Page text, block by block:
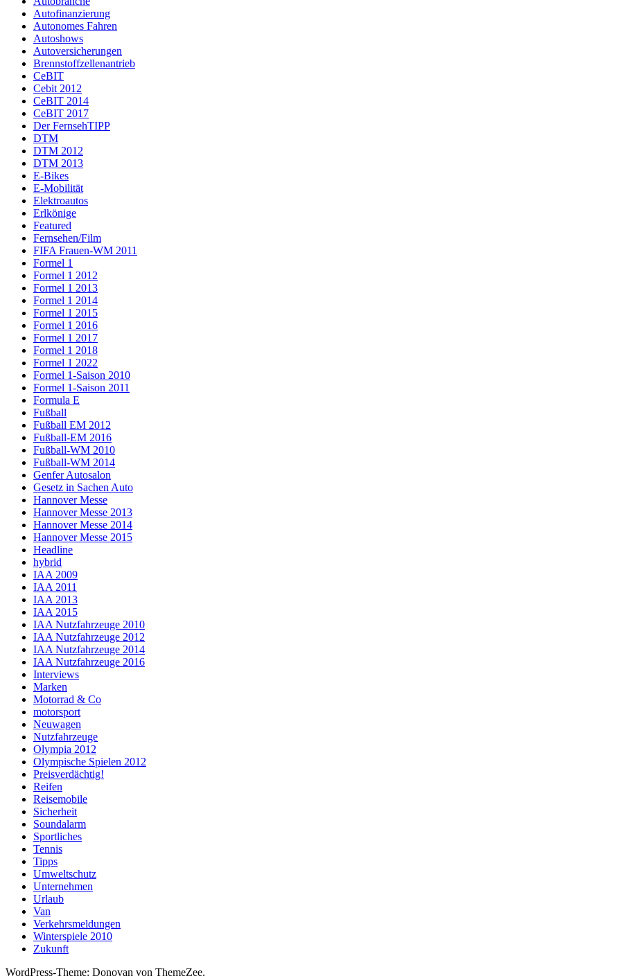
Autofinanzierung
Autonomes Fahren
Autoshows
Autoversicherungen
Brennstoffzellenantrieb
CeBIT
Cebit 2012
CeBIT 2014
CeBIT 2017
Der FernsehTIPP
DTM
DTM 2012
DTM 2013
E-Bikes
E-Mobilität
Elektroautos
Erlkönige
Featured
Fernsehen/Film
FIFA Frauen-WM 2011
Formel 1
Formel 1 2012
Formel 1 2013
Formel 1 2014
Formel 1 2015
Formel 1 2016
Formel 1 2017
Formel 1 2018
Formel 1 2022
Formel 1-Saison 2010
Formel 1-Saison 2011
Formula E
Fußball
Fußball EM 2012
Fußball-EM 2016
Fußball-WM 2010
Fußball-WM 2014
Genfer Autosalon
Gesetz in Sachen Auto
Hannover Messe
Hannover Messe 2013
Hannover Messe 2014
Hannover Messe 2015
Headline
hybrid
IAA 2009
IAA 2011
IAA 2013
IAA 2015
IAA Nutzfahrzeuge 2010
IAA Nutzfahrzeuge 2012
IAA Nutzfahrzeuge 2014
IAA Nutzfahrzeuge 2016
Interviews
Marken
Motorrad & Co
motorsport
Neuwagen
Nutzfahrzeuge
Olympia 2012
Olympische Spielen 2012
Preisverdächtig!
Reifen
Reisemobile
Sicherheit
Soundalarm
Sportliches
Tennis
Tipps
Umweltschutz
Unternehmen
Urlaub
Van
Verkehrsmeldungen
Winterspiele 2010
Zukunft
WordPress-Theme: Donovan von ThemeZee.